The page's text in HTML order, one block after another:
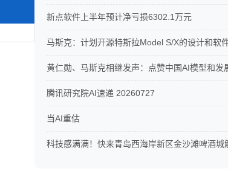
新点软件上半年预计净亏损6302.1万元
马斯克：计划开源特斯拉Model S/X的设计和软
黄仁勋、马斯克相继发声：点赞中国AI模型和发
腾讯研究院AI速递 20260727
当AI重估
科技感满满！快来青岛西海岸新区金沙滩啤酒城